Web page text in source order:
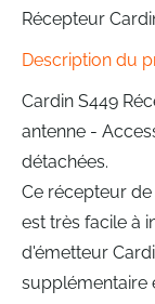
Récepteur
Description du
Cardin S449
antenne -
détachées.
Ce récepteur
est très facile à
d'émetteur
supplémentaire